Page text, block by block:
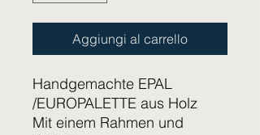
Aggiungi al carrello
Handgemachte EPAL
/EUROPALETTE aus Holz
Mit einem Rahmen und